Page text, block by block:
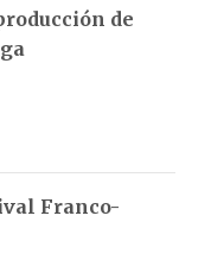
de
Franco-